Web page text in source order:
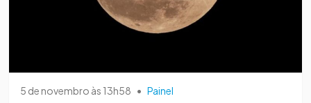
5 de novembro às 13h58 • Painel